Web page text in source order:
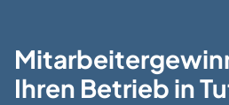
Ihren Betrieb in